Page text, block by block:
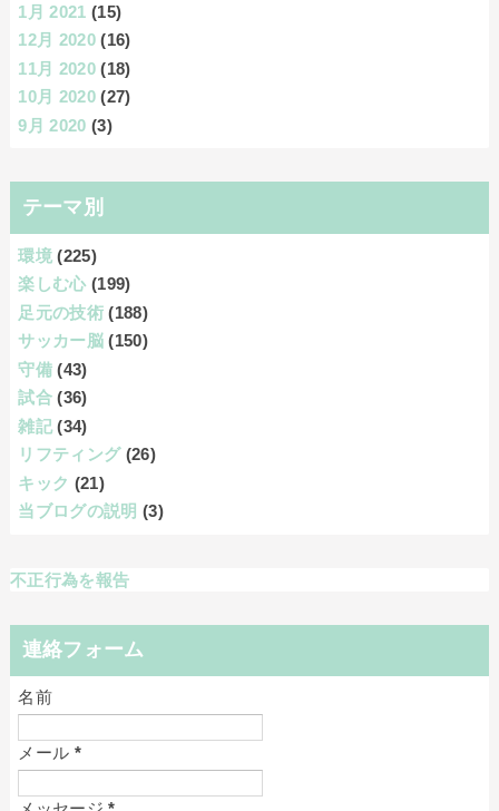
1月 2021 (15)
12月 2020 (16)
11月 2020 (18)
10月 2020 (27)
9月 2020 (3)
テーマ別
環境 (225)
楽しむ心 (199)
足元の技術 (188)
サッカー脳 (150)
守備 (43)
試合 (36)
雑記 (34)
リフティング (26)
キック (21)
当ブログの説明 (3)
不正行為を報告
連絡フォーム
名前
メール *